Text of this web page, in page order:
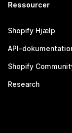
Ressourcer
Shopify Hjælp
API-
Shopify
Research